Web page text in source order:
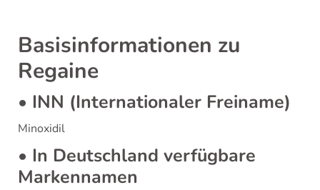
Basisinformationen zu
Regaine
• INN (Internationaler Freiname)
Minoxidil
• In Deutschland verfügbare
Markennamen